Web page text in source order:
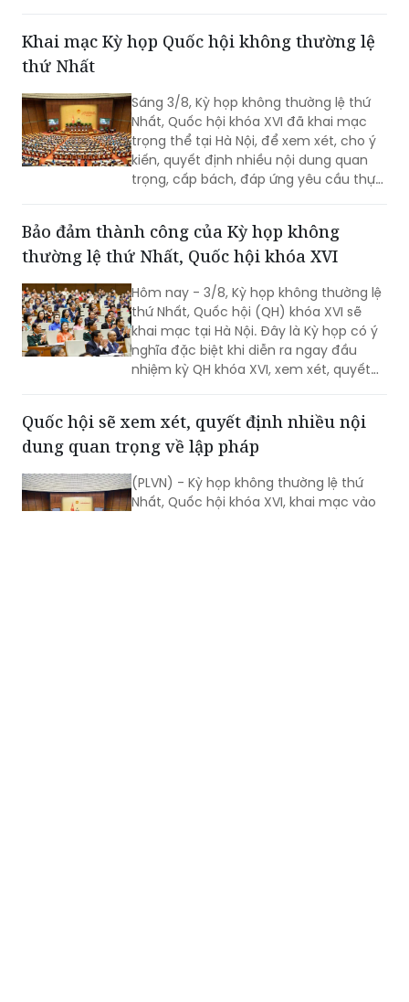
quyền Bộ trưởng Bộ Nội vụ.
Khai mạc Kỳ họp Quốc hội không thường lệ
thứ Nhất
Sáng 3/8, Kỳ họp không thường lệ thứ
Nhất, Quốc hội khóa XVI đã khai mạc
trọng thể tại Hà Nội, để xem xét, cho ý
kiến, quyết định nhiều nội dung quan
trọng, cấp bách, đáp ứng yêu cầu thực
Bảo đảm thành công của Kỳ họp không
thường lệ thứ Nhất, Quốc hội khóa XVI
Hôm nay - 3/8, Kỳ họp không thường lệ
thứ Nhất, Quốc hội (QH) khóa XVI sẽ
khai mạc tại Hà Nội. Đây là Kỳ họp có ý
nghĩa đặc biệt khi diễn ra ngay đầu
nhiệm kỳ QH khóa XVI, xem xét, quyết
và các vấn đề thuộc thẩm quyền của
QH. Việc các cơ quan của QH và Chính
chuẩn bị cho thấy quyết tâm đưa các
chủ trương của Đảng nhanh chóng đi
Quốc hội sẽ xem xét, quyết định nhiều nội
dung quan trọng về lập pháp
(PLVN) - Kỳ họp không thường lệ thứ
Nhất, Quốc hội khóa XVI, khai mạc vào